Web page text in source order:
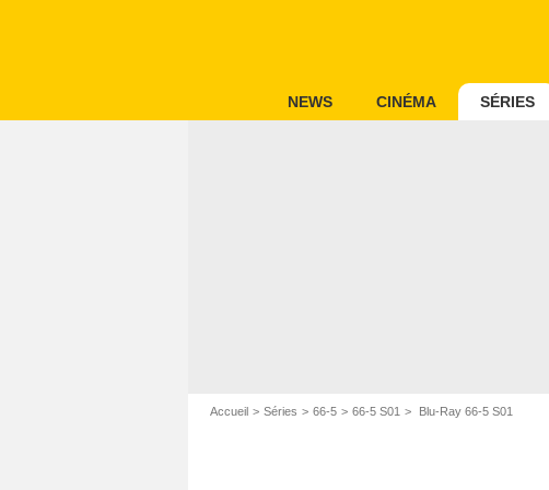
NEWS CINÉMA SÉRIES
Accueil Séries 66-5 66-5 S01 Blu-Ray 66-5 S01